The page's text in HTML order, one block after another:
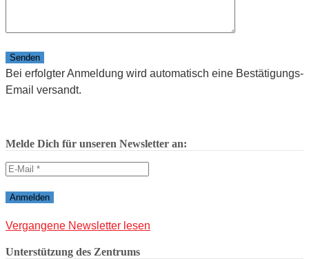
Bitte lasse dieses Feld leer.
Bei erfolgter Anmeldung wird automatisch eine Bestätigungs-
Email versandt.
Melde Dich für unseren Newsletter an:
Vergangene Newsletter lesen
Unterstützung des Zentrums